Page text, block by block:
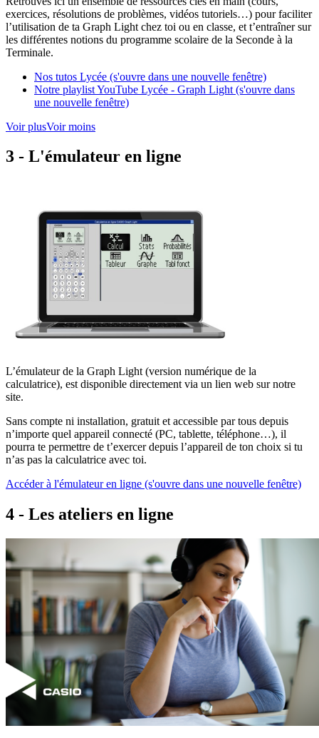
exercices, résolutions de problèmes, vidéos tutoriels…) pour faciliter
l’utilisation de ta Graph Light chez toi ou en classe, et t’entraîner sur
les différentes notions du programme scolaire de la Seconde à la
Terminale.
Nos tutos Lycée (s'ouvre dans une nouvelle fenêtre)
Notre playlist YouTube Lycée - Graph Light (s'ouvre dans
une nouvelle fenêtre)
Voir plusVoir moins
3 - L'émulateur en ligne
L’émulateur de la Graph Light (version numérique de la
calculatrice), est disponible directement via un lien web sur notre
site.
Sans compte ni installation, gratuit et accessible par tous depuis
n’importe quel appareil connecté (PC, tablette, téléphone…), il
pourra te permettre de t’exercer depuis l’appareil de ton choix si tu
n’as pas la calculatrice avec toi.
Accéder à l'émulateur en ligne (s'ouvre dans une nouvelle fenêtre)
4 - Les ateliers en ligne